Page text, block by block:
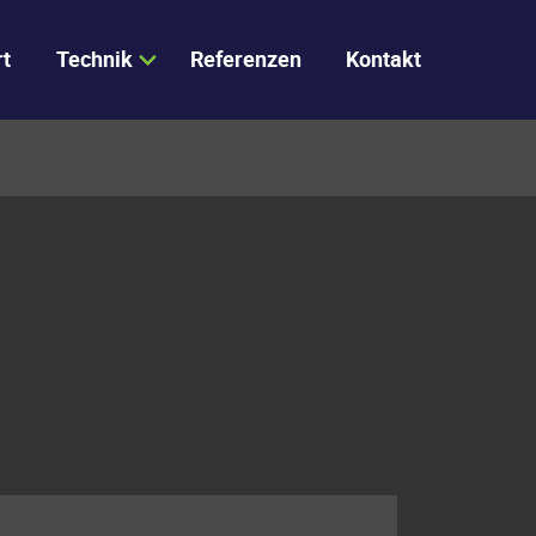
Technik Referenzen Kontakt